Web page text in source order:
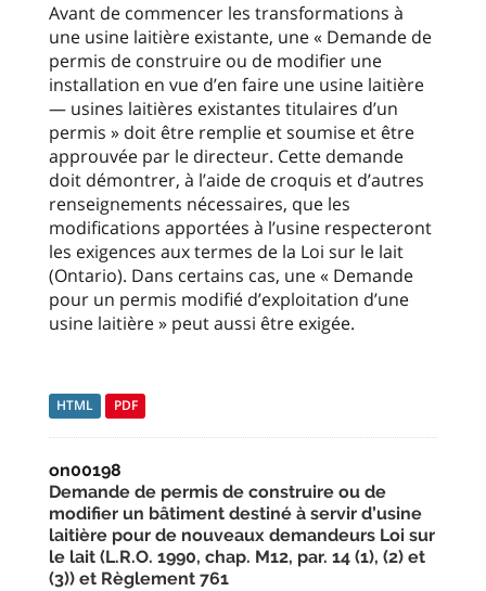
Avant de commencer les transformations à
une usine laitière existante, une « Demande de
permis de construire ou de modifier une
installation en vue d’en faire une usine laitière
— usines laitières existantes titulaires d’un
permis » doit être remplie et soumise et être
approuvée par le directeur. Cette demande
doit démontrer, à l’aide de croquis et d’autres
renseignements nécessaires, que les
modifications apportées à l’usine respecteront
les exigences aux termes de la Loi sur le lait
(Ontario). Dans certains cas, une « Demande
pour un permis modifié d’exploitation d’une
usine laitière » peut aussi être exigée.
HTML PDF
on00198
Demande de permis de construire ou de
modifier un bâtiment destiné à servir d’usine
laitière pour de nouveaux demandeurs Loi sur
le lait (L.R.O. 1990, chap. M12, par. 14 (1), (2) et
(3)) et Règlement 761